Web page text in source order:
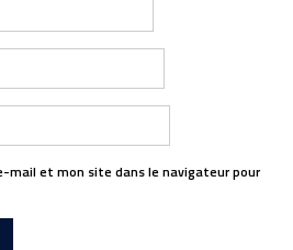
mail et mon site dans le navigateur pour